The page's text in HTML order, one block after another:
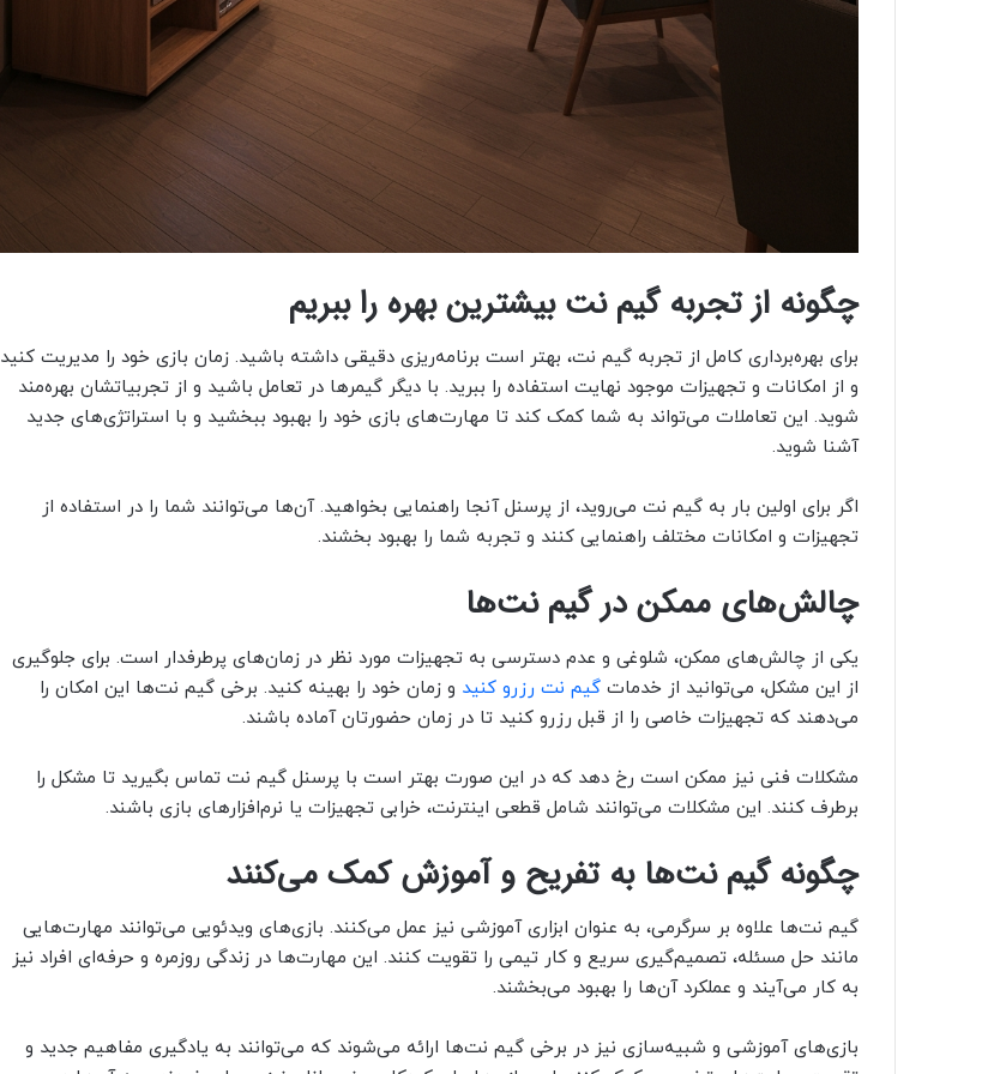
چگونه از تجربه گیم نت بیشترین بهره را ببریم
برای بهره‌برداری کامل از تجربه گیم نت، بهتر است برنامه‌ریزی دقیقی داشته باشید. زمان بازی خود را مدیریت کنید
و از امکانات و تجهیزات موجود نهایت استفاده را ببرید. با دیگر گیمرها در تعامل باشید و از تجربیاتشان بهره‌مند
شوید. این تعاملات می‌تواند به شما کمک کند تا مهارت‌های بازی خود را بهبود ببخشید و با استراتژی‌های جدید
آشنا شوید.
اگر برای اولین بار به گیم نت می‌روید، از پرسنل آنجا راهنمایی بخواهید. آن‌ها می‌توانند شما را در استفاده از
تجهیزات و امکانات مختلف راهنمایی کنند و تجربه شما را بهبود بخشند.
چالش‌های ممکن در گیم نت‌ها
یکی از چالش‌های ممکن، شلوغی و عدم دسترسی به تجهیزات مورد نظر در زمان‌های پرطرفدار است. برای جلوگیری
از این مشکل، می‌توانید از خدمات گیم نت رزرو کنید و زمان خود را بهینه کنید. برخی گیم نت‌ها این امکان را
می‌دهند که تجهیزات خاصی را از قبل رزرو کنید تا در زمان حضورتان آماده باشند.
مشکلات فنی نیز ممکن است رخ دهد که در این صورت بهتر است با پرسنل گیم نت تماس بگیرید تا مشکل را
برطرف کنند. این مشکلات می‌توانند شامل قطعی اینترنت، خرابی تجهیزات یا نرم‌افزارهای بازی باشند.
چگونه گیم نت‌ها به تفریح و آموزش کمک می‌کنند
گیم نت‌ها علاوه بر سرگرمی، به عنوان ابزاری آموزشی نیز عمل می‌کنند. بازی‌های ویدئویی می‌توانند مهارت‌هایی
مانند حل مسئله، تصمیم‌گیری سریع و کار تیمی را تقویت کنند. این مهارت‌ها در زندگی روزمره و حرفه‌ای افراد نیز
به کار می‌آیند و عملکرد آن‌ها را بهبود می‌بخشند.
بازی‌های آموزشی و شبیه‌سازی نیز در برخی گیم نت‌ها ارائه می‌شوند که می‌توانند به یادگیری مفاهیم جدید و